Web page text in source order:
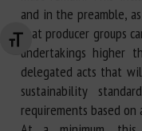
Changer la taille de la police
and in the preamble,
that producer groups
undertakings higher
delegated acts that
sustainability
requirements based